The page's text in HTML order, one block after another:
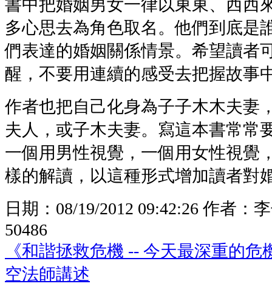
書中把婚姻男女一律以東東、西西
多心思去為角色取名。他們到底是
們表達的婚姻關係情景。希望讀者
醒，不要用連續的感受去把握故事
作者也把自己化身為子子木木夫妻
夫人，或子木夫妻。寫這本書常常
一個用男性視覺，一個用女性視覺
樣的解讀，以這種形式增加讀者對
日期： 08/19/2012 09:42:26 作者：
50486
《和諧拯救危機 -- 今天最深重的
空法師講述